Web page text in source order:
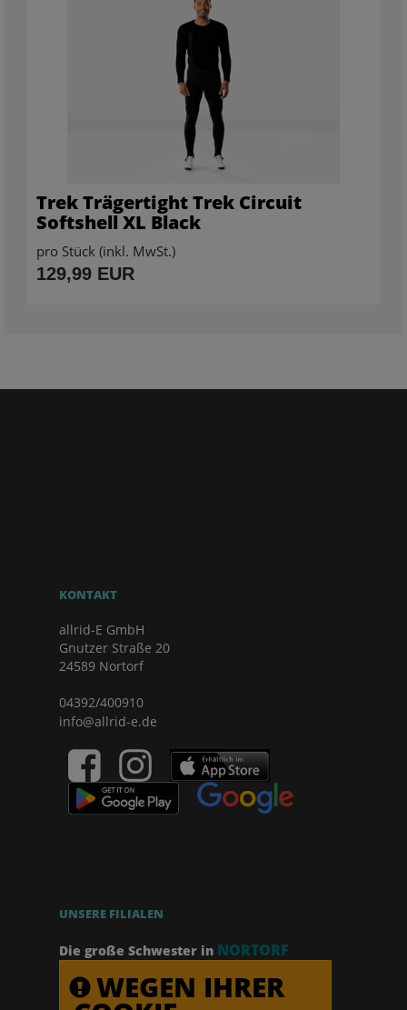
Trek Trägertight Trek Circuit
Softshell XL Black
pro Stück (inkl. MwSt.)
129,99 EUR
KONTAKT
allrid-E GmbH
Gnutzer Straße 20
24589 Nortorf
04392/400910
info@allrid-e.de
UNSERE FILIALEN
Die große Schwester in NORTORF
WEGEN IHRER